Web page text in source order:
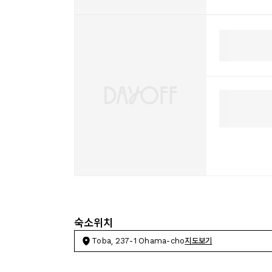
숙소위치
Toba, 237-1 Ohama-cho지도보기